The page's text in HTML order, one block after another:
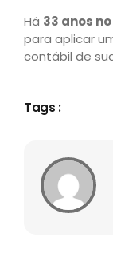
Há 33 anos
para aplicar
contábil de
Tags :